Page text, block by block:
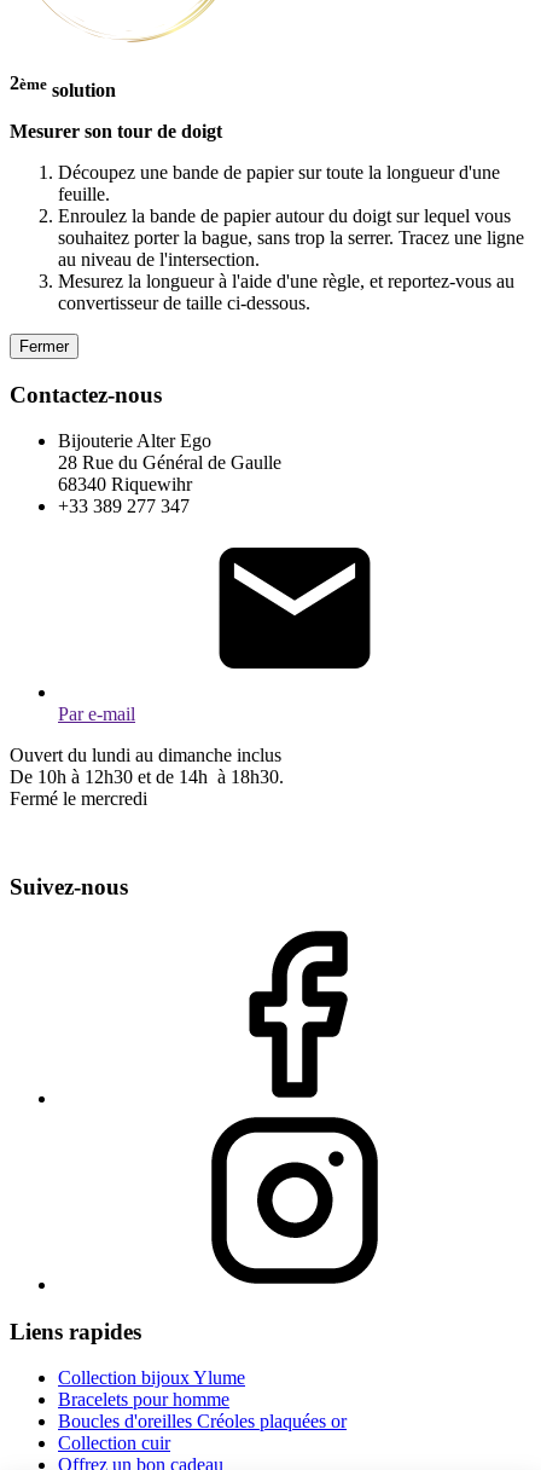
2ème solution
Mesurer son tour de doigt
Découpez une bande de papier sur toute la longueur d'une
feuille.
Enroulez la bande de papier autour du doigt sur lequel vous
souhaitez porter la bague, sans trop la serrer. Tracez une ligne
au niveau de l'intersection.
Mesurez la longueur à l'aide d'une règle, et reportez-vous au
convertisseur de taille ci-dessous.
Fermer
Contactez-nous
Bijouterie Alter Ego
28 Rue du Général de Gaulle
68340 Riquewihr
+33 389 277 347
Par e-mail
Ouvert du lundi au dimanche inclus
De 10h à 12h30 et de 14h à 18h30.
Fermé le mercredi
Suivez-nous
Liens rapides
Collection bijoux Ylume
Bracelets pour homme
Boucles d'oreilles Créoles plaquées or
Collection cuir
Offrez un bon cadeau